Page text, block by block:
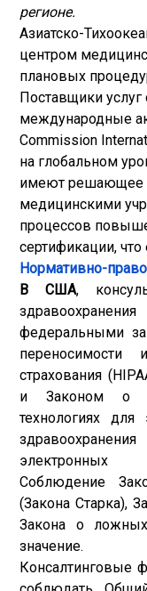
регионе.
Азиатско-
центром
плановых
Поставщики услуг
международные
Commission
на глобальном
имеют решающее
медицинскими
процессов
сертификации,
Нормативно-
В США,
федеральными
переносимости
страхования
и Законом о
технологиях для
электронных
Соблюдение
(Закона Старка),
Закона о
значение.
Консалтинговые